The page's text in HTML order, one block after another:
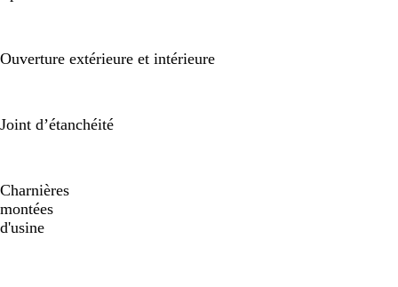
Ouverture extérieure et intérieure
Joint d’étanchéité
Charnières
montées
d'usine